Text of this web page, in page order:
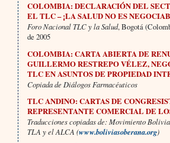
COLOMBIA: DECLARACIÓN DEL
EL TLC – ¡LA SALUD NO ES
Foro Nacional TLC y la Salud, Bogotá
de 2005
COLOMBIA: CARTA ABIERTA DE
GUILLERMO RESTREPO VÉLEZ,
TLC EN ASUNTOS DE PROPIEDAD
Copiada de Diálogos Farmacéuticos
TLC ANDINO: CARTAS DE
REPRESENTANTE COMERCIAL DE
Traducciones copiadas de: Movimiento
TLA y el ALCA (www.boliviasoberana.org)